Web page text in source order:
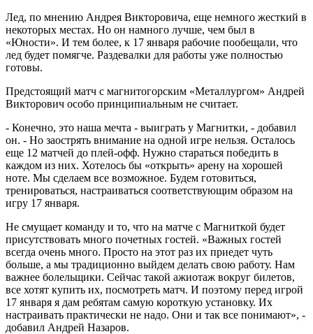
Лед, по мнению Андрея Викторовича, еще немного жесткий в
некоторых местах. Но он намного лучше, чем был в
«Юности». И тем более, к 17 января рабочие пообещали, что
лед будет помягче. Раздевалки для работы уже полностью
готовы.
Предстоящий матч с магнитогорским «Металлургом» Андрей
Викторович особо принципиальным не считает.
- Конечно, это наша мечта - выиграть у Магнитки, - добавил
он. - Но заострять внимание на одной игре нельзя. Осталось
еще 12 матчей до плей-офф. Нужно стараться победить в
каждом из них. Хотелось бы «открыть» арену на хорошей
ноте. Мы сделаем все возможное. Будем готовиться,
тренироваться, настраиваться соответствующим образом на
игру 17 января.
Не смущает команду и то, что на матче с Магниткой будет
присутствовать много почетных гостей. «Важных гостей
всегда очень много. Просто на этот раз их приедет чуть
больше, а мы традиционно выйдем делать свою работу. Нам
важнее болельщики. Сейчас такой ажиотаж вокруг билетов,
все хотят купить их, посмотреть матч. И поэтому перед игрой
17 января я дам ребятам самую короткую установку. Их
настраивать практически не надо. Они и так все понимают», -
добавил Андрей Назаров.